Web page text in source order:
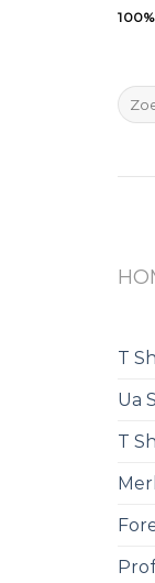
naar:
T
Ua
T